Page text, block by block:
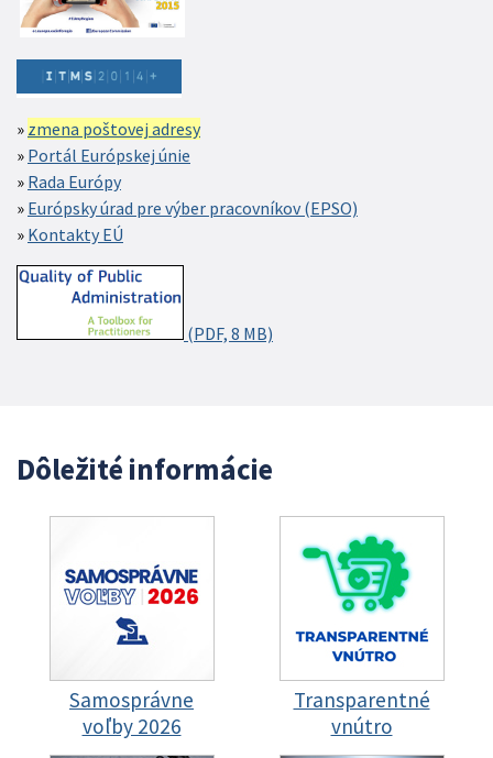
zmena poštovej adresy
Portál Európskej únie
Rada Európy
Európsky úrad pre výber pracovníkov (EPSO)
Kontakty EÚ
(PDF, 8 MB)
Dôležité informácie
Samosprávne
voľby 2026
Transparentné
vnútro